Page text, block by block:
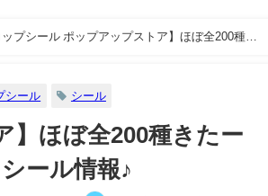
ップシール ポップアップストア】ほぼ全200種き
シール シール
】ほぼ全200種きたー
ール情報♪